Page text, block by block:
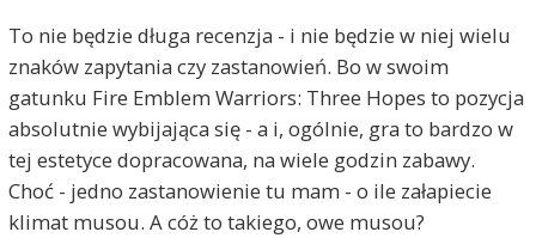
To nie będzie długa recenzja - i nie będzie w niej wielu
znaków zapytania czy zastanowień. Bo w swoim
gatunku Fire Emblem Warriors: Three Hopes to pozycja
absolutnie wybijająca się - a i, ogólnie, gra to bardzo w
tej estetyce dopracowana, na wiele godzin zabawy.
Choć - jedno zastanowienie tu mam - o ile załapiecie
klimat musou. A cóż to takiego, owe musou?